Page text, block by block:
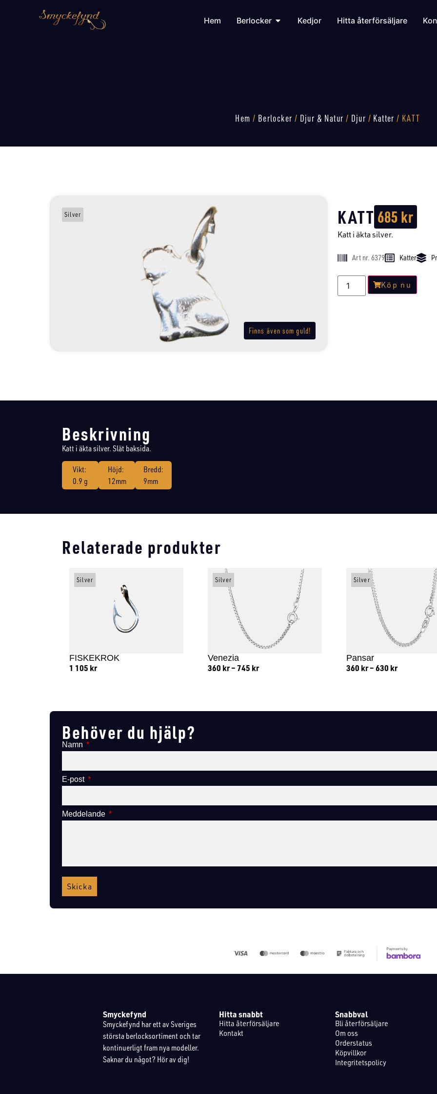
Hem Berlocker Kedjor Hitta återförsäljare
Hem / Berlocker / Djur & Natur / Djur / Katter / KATT
Finns även som guld!
Silver KATT 685kr
Katt i äkta silver.
Art nr. 6379 Katter
Köp nu
Beskrivning
Katt i äkta silver. Slät baksida.
Vikt:
0.9 g
Höjd:
12mm
Bredd:
9mm
Relaterade produkter
FISKEKROK
1 105 kr
Silver
Venezia
360 kr –745 kr
Silver
Pansar
360 kr –630 kr
Silver
Behöver du hjälp?
Namn
E-post
Meddelande
Skicka
Smyckefynd
Smyckefynd har ett av Sveriges
största berlocksortiment och tar
kontinuerligt fram nya modeller.
Saknar du något? Hör av dig!
Hitta snabbt
Hitta återförsäljare
Kontakt
Snabbval
Bli återförsäljare
Om oss
Orderstatus
Köpvillkor
Integritetspolicy